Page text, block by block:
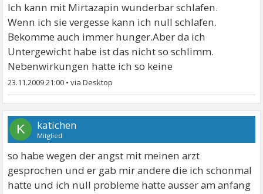
Ich kann mit Mirtazapin wunderbar schlafen.
Wenn ich sie vergesse kann ich null schlafen.
Bekomme auch immer hunger.Aber da ich
Untergewicht habe ist das nicht so schlimm.
Nebenwirkungen hatte ich so keine
23.11.2009 21:00 •
K katichen
Mitglied
so habe wegen der angst mit meinen arzt
gesprochen und er gab mir andere die ich schonmal
hatte und ich null probleme hatte ausser am anfang